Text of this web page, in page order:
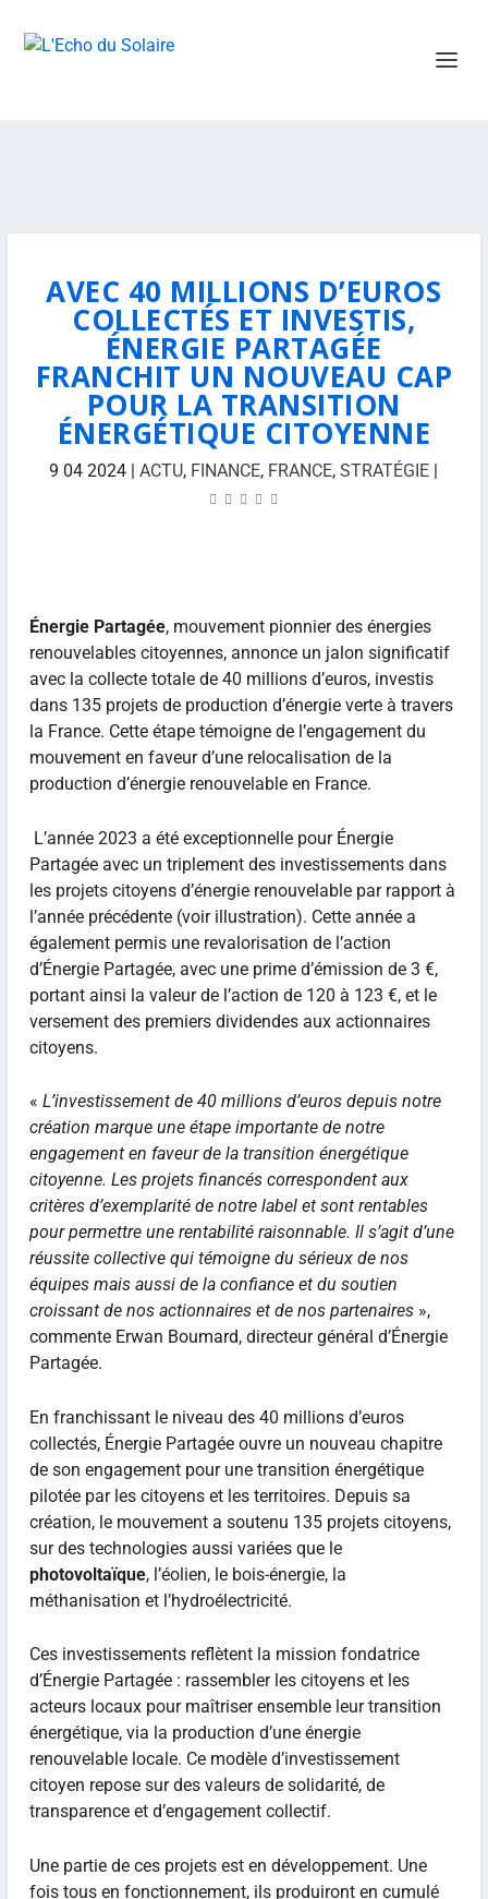
AVEC 40 MILLIONS D’EUROS
COLLECTÉS ET INVESTIS,
ÉNERGIE PARTAGÉE
FRANCHIT UN NOUVEAU CAP
POUR LA TRANSITION
ÉNERGÉTIQUE CITOYENNE
9 04 2024 |ACTU, FINANCE, FRANCE,STRATÉGIE |
Énergie Partagée, mouvement pionnier des énergies
renouvelables citoyennes, annonce un jalon significatif
avec la collecte totale de 40 millions d’euros, investis
dans 135 projets de production d’énergie verte à travers
la France. Cette étape témoigne de l’engagement du
mouvement en faveur d’une relocalisation de la
production d’énergie renouvelable en France.
L’année 2023 a été exceptionnelle pour Énergie
Partagée avec un triplement des investissements dans
les projets citoyens d’énergie renouvelable par rapport à
l’année précédente (voir illustration). Cette année a
également permis une revalorisation de l’action
d’Énergie Partagée, avec une prime d’émission de 3 €,
portant ainsi la valeur de l’action de 120 à 123 €, et le
versement des premiers dividendes aux actionnaires
citoyens.
« L’investissement de 40 millions d’euros depuis notre
création marque une étape importante de notre
engagement en faveur de la transition énergétique
citoyenne. Les projets financés correspondent aux
critères d’exemplarité de notre label et sont rentables
pour permettre une rentabilité raisonnable. Il s’agit d’une
réussite collective qui témoigne du sérieux de nos
équipes mais aussi de la confiance et du soutien
croissant de nos actionnaires et de nos partenaires »,
commente Erwan Boumard, directeur général d’Énergie
Partagée.
En franchissant le niveau des 40 millions d’euros
collectés, Énergie Partagée ouvre un nouveau chapitre
de son engagement pour une transition énergétique
pilotée par les citoyens et les territoires. Depuis sa
création, le mouvement a soutenu 135 projets citoyens,
sur des technologies aussi variées que le
photovoltaïque, l’éolien, le bois-énergie, la
méthanisation et l’hydroélectricité.
Ces investissements reflètent la mission fondatrice
d’Énergie Partagée : rassembler les citoyens et les
acteurs locaux pour maîtriser ensemble leur transition
énergétique, via la production d’une énergie
renouvelable locale. Ce modèle d’investissement
citoyen repose sur des valeurs de solidarité, de
transparence et d’engagement collectif.
Une partie de ces projets est en développement. Une
fois tous en fonctionnement, ils produiront en cumulé